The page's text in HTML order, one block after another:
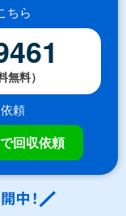
ちら
料）
頼
回収依頼